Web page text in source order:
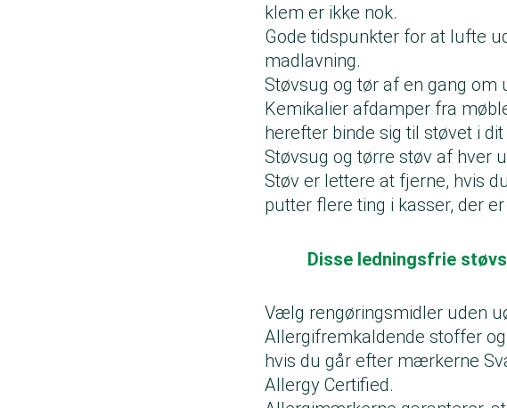
klem er ikke nok.
Gode tidspunkter for at lufte
madlavning.
Støvsug og tør af en gang om
Kemikalier afdamper fra
herefter binde sig til støvet i
Støvsug og tørre støv af hver
Støv er lettere at fjerne, hvis
putter flere ting i kasser, der
Disse ledningsfrie
Vælg rengøringsmidler uden
Allergifremkaldende stoffer
hvis du går efter mærkerne
Allergy Certified.